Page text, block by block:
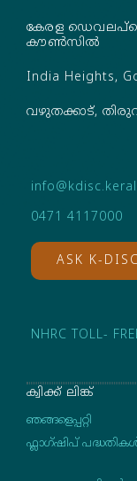
കേരള
കൗൺസിൽ
India Heights,
വഴുതക്കാട്,
0471 4117000
ASK K-DISC
NHRC TOLL-
ക്വിക്ക് ലിങ്ക്
ഞങ്ങളെപ്പറ്റി
ഫ്ലാഗ്ഷിപ്